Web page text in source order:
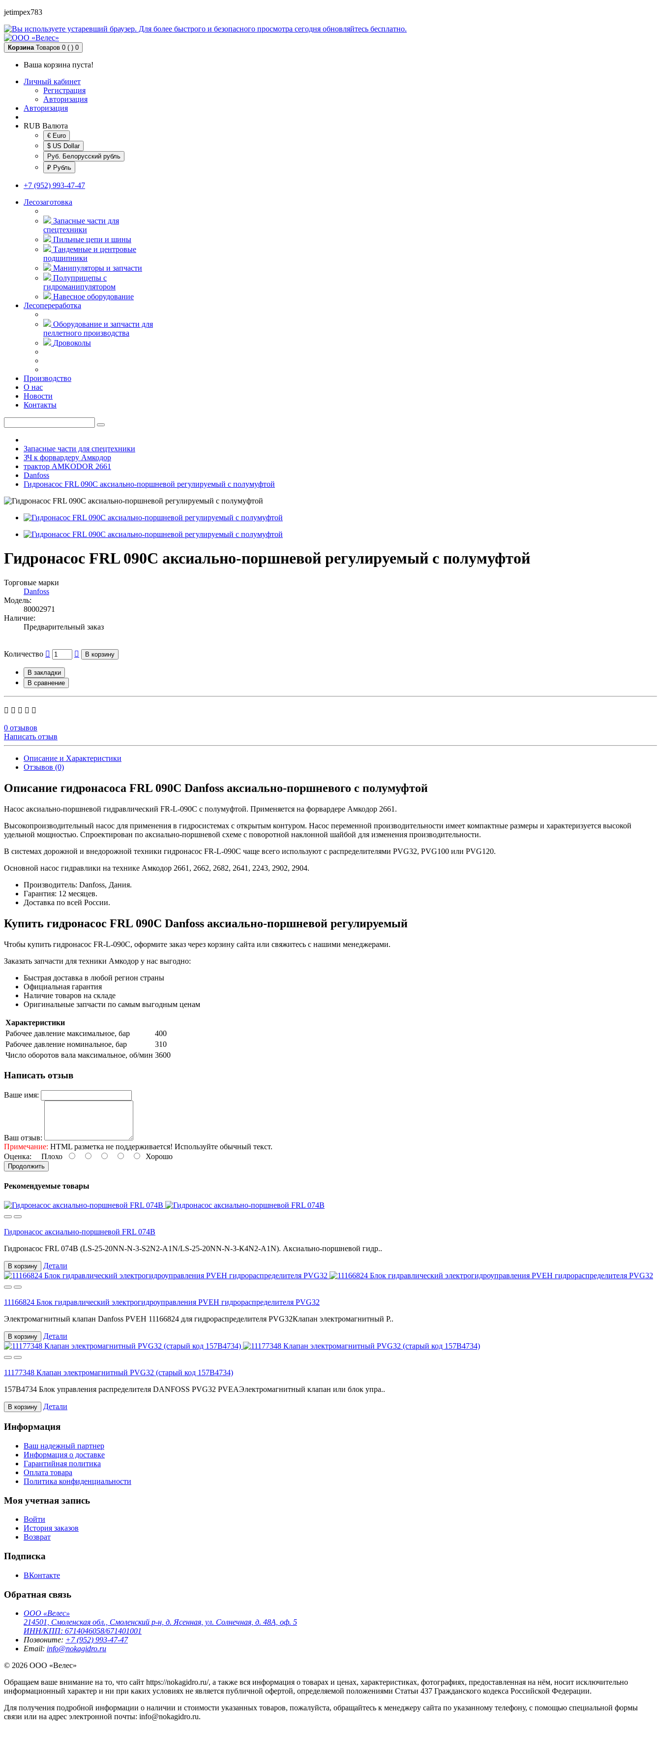
jetimpex783
Корзина Товаров 0 ( ) 0
Ваша корзина пуста!
Личный кабинет
Регистрация
Авторизация
Авторизация
RUB Валюта
€ Euro
$ US Dollar
Руб. Белорусский рубль
₽ Рубль
+7 (952) 993-47-47
Лесозаготовка
Запасные части для
спецтехники
Пильные цепи и шины
Тандемные и центровые
подшипники
Манипуляторы и запчасти
Полуприцепы с
гидроманипулятором
Навесное оборудование
Лесопереработка
Оборудование и запчасти для
пеллетного производства
Дровоколы
Производство
О нас
Новости
Контакты
Запасные части для спецтехники
ЗЧ к форвардеру Амкодор
трактор AMKODOR 2661
Danfoss
Гидронасос FRL 090C аксиально-поршневой регулируемый с полумуфтой
Гидронасос FRL 090C аксиально-поршневой регулируемый с полумуфтой
Торговые марки
Danfoss
Модель:
80002971
Наличие:
Предварительный заказ
Количество В корзину
В закладки
В сравнение
0 отзывов
Написать отзыв
Описание и Характеристики
Отзывов (0)
Описание гидронасоса FRL 090C Danfoss аксиально-поршневого с полумуфтой
Насос аксиально-поршневой гидравлический FR-L-090C с полумуфтой. Применяется на форвардере Амкодор 2661.
Высокопроизводительный насос для применения в гидросистемах с открытым контуром. Насос переменной производительности имеет компактные размеры и характеризуется высокой
удельной мощностью. Спроектирован по аксиально-поршневой схеме с поворотной наклонной шайбой для изменения производительности.
В системах дорожной и внедорожной техники гидронасос FR-L-090C чаще всего используют с распределителями PVG32, PVG100 или PVG120.
Основной насос гидравлики на технике Амкодор 2661, 2662, 2682, 2641, 2243, 2902, 2904.
Производитель: Danfoss, Дания.
Гарантия: 12 месяцев.
Доставка по всей России.
Купить гидронасос FRL 090C Danfoss аксиально-поршневой регулируемый
Чтобы купить гидронасос FR-L-090C, оформите заказ через корзину сайта или свяжитесь с нашими менеджерами.
Заказать запчасти для техники Амкодор у нас выгодно:
Быстрая доставка в любой регион страны
Официальная гарантия
Наличие товаров на складе
Оригинальные запчасти по самым выгодным ценам
Характеристики
Рабочее давление максимальное, бар
400
Рабочее давление номинальное, бар
310
Число оборотов вала максимальное, об/мин 3600
Написать отзыв
Ваше имя:
Ваш отзыв:
Примечание: HTML разметка не поддерживается! Используйте обычный текст.
Оценка: Плохо Хорошо
Продолжить
Рекомендуемые товары
Гидронасос аксиально-поршневой FRL 074B
Гидронасос FRL 074B (LS-25-20NN-N-3-S2N2-A1N/LS-25-20NN-N-3-К4N2-A1N). Аксиально-поршневой гидр..
В корзину Детали
11166824 Блок гидравлический электрогидроуправления PVEH гидрораспределителя PVG32
Электромагнитный клапан Danfoss PVEH 11166824 для гидрораспределителя PVG32Клапан электромагнитный P..
В корзину Детали
11177348 Клапан электромагнитный PVG32 (старый код 157B4734)
157B4734 Блок управления распределителя DANFOSS PVG32 PVEAЭлектромагнитный клапан или блок упра..
В корзину Детали
Информация
Ваш надежный партнер
Информация о доставке
Гарантийная политика
Оплата товара
Политика конфиденциальности
Моя учетная запись
Войти
История заказов
Возврат
Подписка
ВКонтакте
Обратная связь
ООО «Велес»
214501, Смоленская обл., Смоленский р-н, д. Ясенная, ул. Солнечная, д. 48А, оф. 5
ИНН/КПП: 6714046058/671401001
Позвоните: +7 (952) 993-47-47
Email: info@nokagidro.ru
© 2026 ООО «Велес»
Обращаем ваше внимание на то, что сайт https://nokagidro.ru/, а также вся информация о товарах и ценах, характеристиках, фотографиях, предоставленная на нём, носит исключительно
информационный характер и ни при каких условиях не является публичной офертой, определяемой положениями Статьи 437 Гражданского кодекса Российской Федерации.
Для получения подробной информации о наличии и стоимости указанных товаров, пожалуйста, обращайтесь к менеджеру сайта по указанному телефону, с помощью специальной формы
связи или на адрес электронной почты: info@nokagidro.ru.